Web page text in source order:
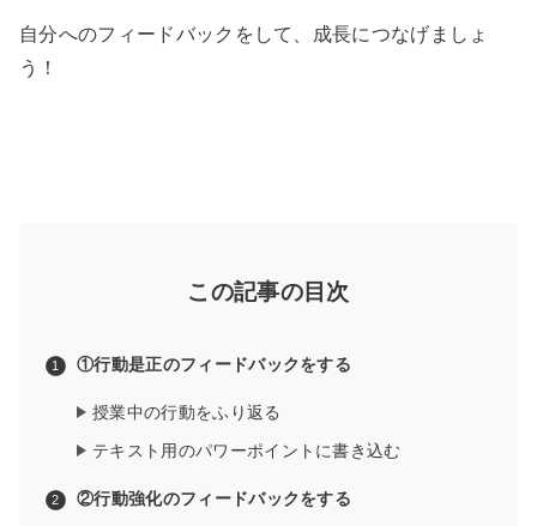
自分へのフィードバックをして、成長につなげましょ
う！
この記事の目次
①行動是正のフィードバックをする
授業中の行動をふり返る
テキスト用のパワーポイントに書き込む
②行動強化のフィードバックをする